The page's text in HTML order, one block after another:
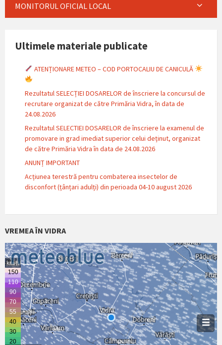
MONITORUL OFICIAL LOCAL
Ultimele materiale publicate
ATENȚIONARE METEO – COD PORTOCALIU DE CANICULĂ
Rezultatul SELECȚIEI DOSARELOR de înscriere la concursul de
recrutare organizat de către Primăria Vidra, în data de
24.08.2026
Rezultatul SELECTIEI DOSARELOR de înscriere la examenul de
promovare in grad imediat superior celui deținut, organizat
de către Primăria Vidra în data de 24.08.2026
ANUNȚ IMPORTANT
Acțiunea terestră pentru combaterea insectelor de
disconfort (țânțari adulți) din perioada 04-10 august 2026
VREMEA ÎN VIDRA